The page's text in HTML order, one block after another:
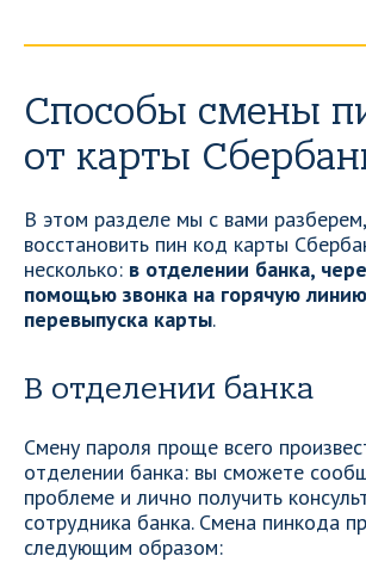
Способы смены
от карты
В этом разделе мы с вами
восстановить пин код карты
несколько: в отделении банка,
помощью звонка на горячую
перевыпуска карты.
В отделении банка
Смену пароля проще всего
отделении банка: вы сможете
проблеме и лично получить
сотрудника банка. Смена пинкода
следующим образом: